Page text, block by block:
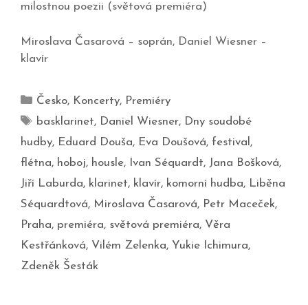
milostnou poezii (světová premiéra)
Miroslava Časarová – soprán, Daniel Wiesner –
klavír
Česko, Koncerty, Premiéry
basklarinet, Daniel Wiesner, Dny soudobé
hudby, Eduard Douša, Eva Doušová, festival ,
flétna, hoboj, housle, Ivan Séquardt, Jana Bošková,
Jiří Laburda, klarinet, klavír, komorní hudba, Liběna
Séquardtová, Miroslava Časarová, Petr Maceček,
Praha, premiéra, světová premiéra, Věra
Kestřánková, Vilém Zelenka, Yukie Ichimura,
Zdeněk Šesták